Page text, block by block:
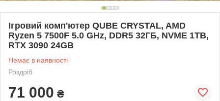
Ігровий комп'ютер QUBE CRYSTAL, AMD
Ryzen 5 7500F 5.0 GHz, DDR5 32ГБ, NVME 1TB,
RTX 3090 24GB
Немає в наявності
Роздріб
71 000 ₴